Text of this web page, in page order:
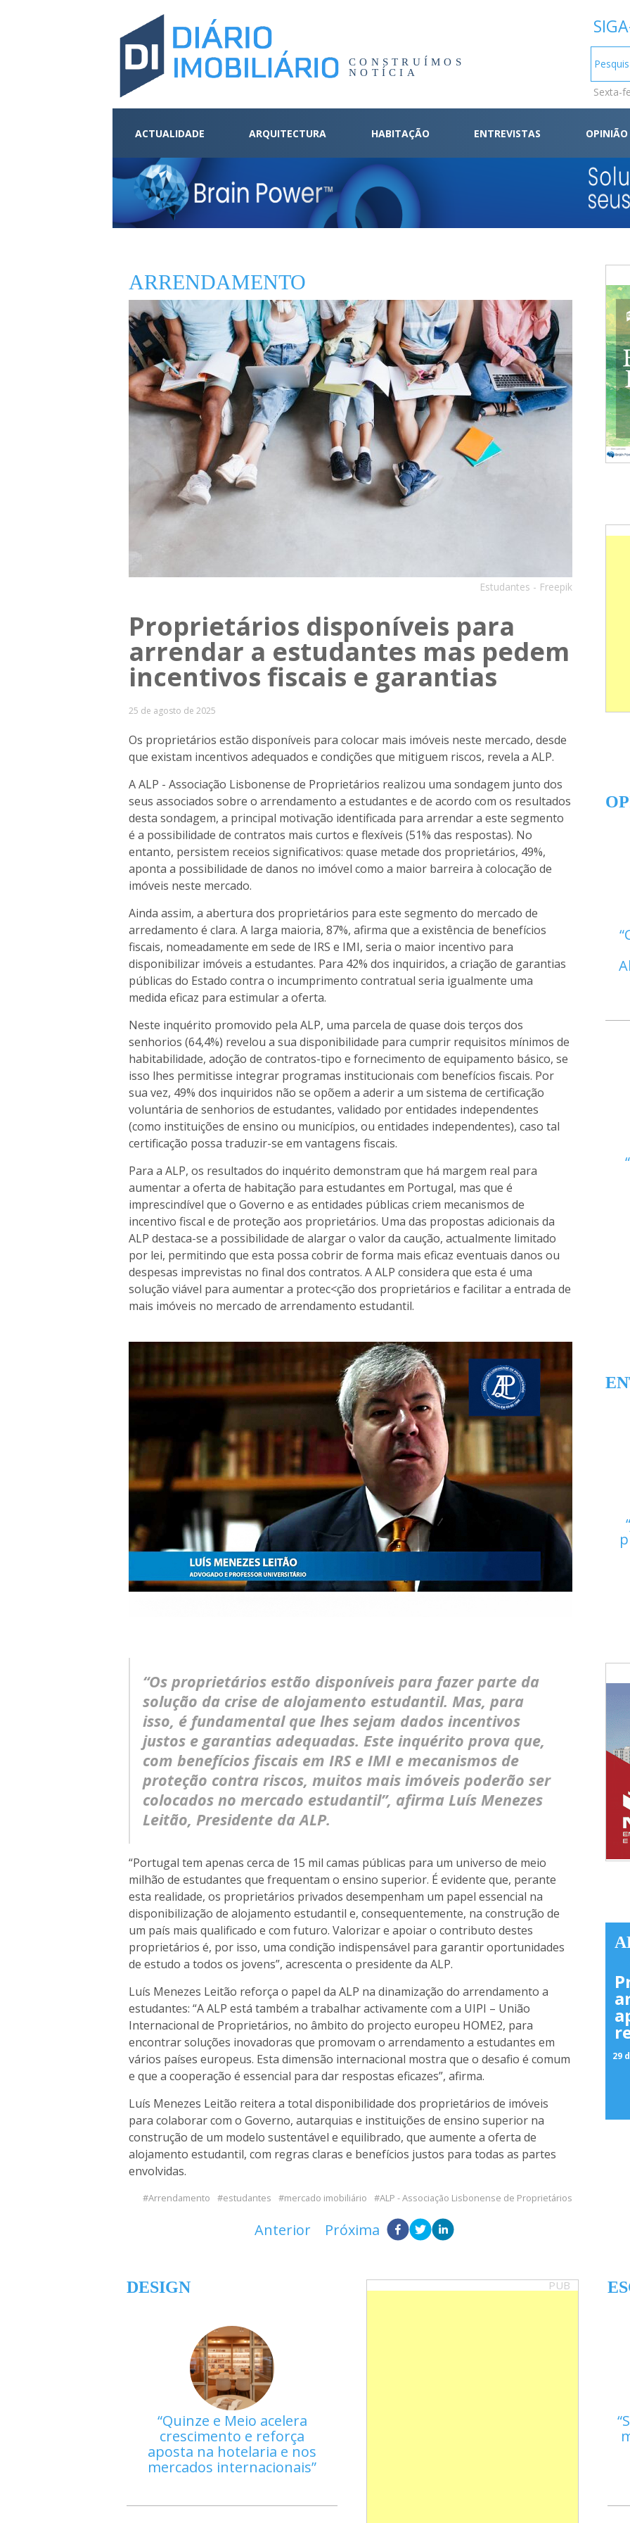
CONSTRUÍMOS
NOTÍCIA
Sexta-
ACTUALIDADE ARQUITECTURA HABITAÇÃO ENTREVISTAS OPINIÃO
ARRENDAMENTO
Estudantes - Freepik
Proprietários disponíveis para
arrendar a estudantes mas pedem
incentivos fiscais e garantias
25 de agosto de 2025
Os proprietários estão disponíveis para colocar mais imóveis neste mercado, desde
que existam incentivos adequados e condições que mitiguem riscos, revela a ALP.
A ALP - Associação Lisbonense de Proprietários realizou uma sondagem junto dos
seus associados sobre o arrendamento a estudantes e de acordo com os resultados
desta sondagem, a principal motivação identificada para arrendar a este segmento
é a possibilidade de contratos mais curtos e flexíveis (51% das respostas). No
entanto, persistem receios significativos: quase metade dos proprietários, 49%,
aponta a possibilidade de danos no imóvel como a maior barreira à colocação de
imóveis neste mercado.
Ainda assim, a abertura dos proprietários para este segmento do mercado de
arredamento é clara. A larga maioria, 87%, afirma que a existência de benefícios
fiscais, nomeadamente em sede de IRS e IMI, seria o maior incentivo para
disponibilizar imóveis a estudantes. Para 42% dos inquiridos, a criação de garantias
públicas do Estado contra o incumprimento contratual seria igualmente uma
medida eficaz para estimular a oferta.
Neste inquérito promovido pela ALP, uma parcela de quase dois terços dos
senhorios (64,4%) revelou a sua disponibilidade para cumprir requisitos mínimos de
habitabilidade, adoção de contratos-tipo e fornecimento de equipamento básico, se
isso lhes permitisse integrar programas institucionais com benefícios fiscais. Por
sua vez, 49% dos inquiridos não se opõem a aderir a um sistema de certificação
voluntária de senhorios de estudantes, validado por entidades independentes
(como instituições de ensino ou municípios, ou entidades independentes), caso tal
certificação possa traduzir-se em vantagens fiscais.
Para a ALP, os resultados do inquérito demonstram que há margem real para
aumentar a oferta de habitação para estudantes em Portugal, mas que é
imprescindível que o Governo e as entidades públicas criem mecanismos de
incentivo fiscal e de proteção aos proprietários. Uma das propostas adicionais da
ALP destaca-se a possibilidade de alargar o valor da caução, actualmente limitado
por lei, permitindo que esta possa cobrir de forma mais eficaz eventuais danos ou
despesas imprevistas no final dos contratos. A ALP considera que esta é uma
solução viável para aumentar a protec<ção dos proprietários e facilitar a entrada de
mais imóveis no mercado de arrendamento estudantil.
“Os proprietários estão disponíveis para fazer parte da
solução da crise de alojamento estudantil. Mas, para
isso, é fundamental que lhes sejam dados incentivos
justos e garantias adequadas. Este inquérito prova que,
com benefícios fiscais em IRS e IMI e mecanismos de
proteção contra riscos, muitos mais imóveis poderão ser
colocados no mercado estudantil”, afirma Luís Menezes
Leitão, Presidente da ALP.
“Portugal tem apenas cerca de 15 mil camas públicas para um universo de meio
milhão de estudantes que frequentam o ensino superior. É evidente que, perante
esta realidade, os proprietários privados desempenham um papel essencial na
disponibilização de alojamento estudantil e, consequentemente, na construção de
um país mais qualificado e com futuro. Valorizar e apoiar o contributo destes
proprietários é, por isso, uma condição indispensável para garantir oportunidades
de estudo a todos os jovens”, acrescenta o presidente da ALP.
Luís Menezes Leitão reforça o papel da ALP na dinamização do arrendamento a
estudantes: “A ALP está também a trabalhar activamente com a UIPI – União
Internacional de Proprietários, no âmbito do projecto europeu HOME2, para
encontrar soluções inovadoras que promovam o arrendamento a estudantes em
vários países europeus. Esta dimensão internacional mostra que o desafio é comum
e que a cooperação é essencial para dar respostas eficazes”, afirma.
Luís Menezes Leitão reitera a total disponibilidade dos proprietários de imóveis
para colaborar com o Governo, autarquias e instituições de ensino superior na
construção de um modelo sustentável e equilibrado, que aumente a oferta de
alojamento estudantil, com regras claras e benefícios justos para todas as partes
envolvidas.
Arrendamento estudantes mercado imobiliário ALP - Associação Lisbonense de Proprietários
Anterior Próxima
29
DESIGN
Quinze e Meio acelera
crescimento e reforça
aposta na hotelaria e nos
mercados internacionais
PUB